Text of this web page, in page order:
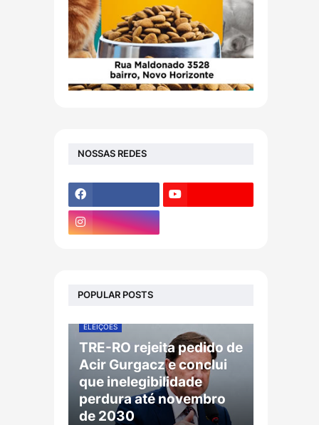
NOSSAS REDES
POPULAR POSTS
ELEIÇÕES
TRE-RO rejeita pedido de
Acir Gurgacz e conclui
que inelegibilidade
perdura até novembro
de 2030